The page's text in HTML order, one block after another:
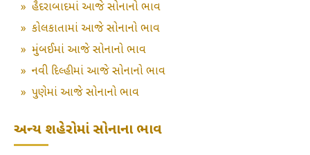
» હૈદરાબાદમાં આજે સોનાનો ભાવ
» કોલકાતામાં આજે સોનાનો ભાવ
» મુંબઈમાં આજે સોનાનો ભાવ
» નવી દિલ્હીમાં આજે સોનાનો ભાવ
» પુણેમાં આજે સોનાનો ભાવ
અન્ય શહેરોમાં સોનાના ભાવ